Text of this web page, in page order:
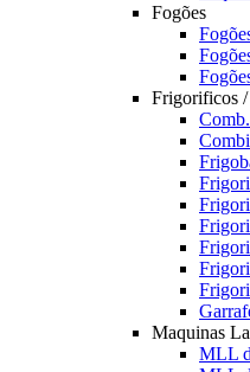
Fogões
Frigorificos
Maquinas
MLL